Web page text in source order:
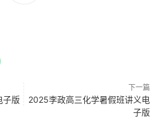
子版
下一篇
2025李政高三化学暑假班讲义电
子版